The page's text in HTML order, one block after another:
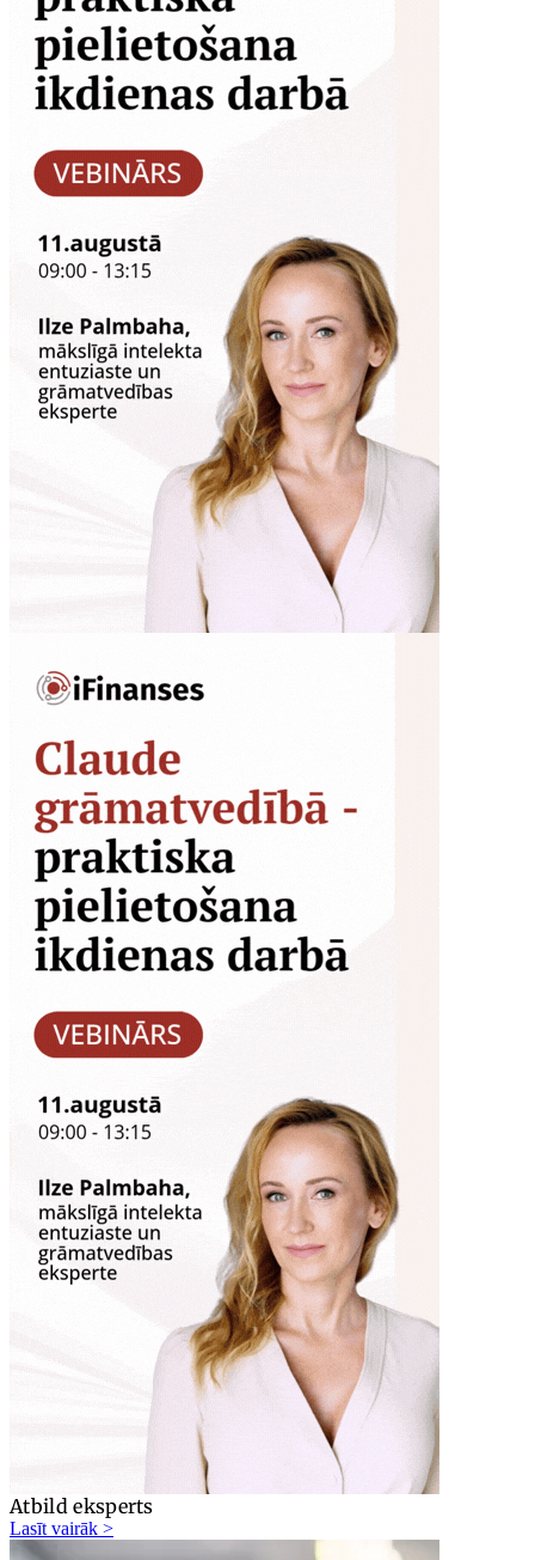
Atbild eksperts
Lasīt vairāk >